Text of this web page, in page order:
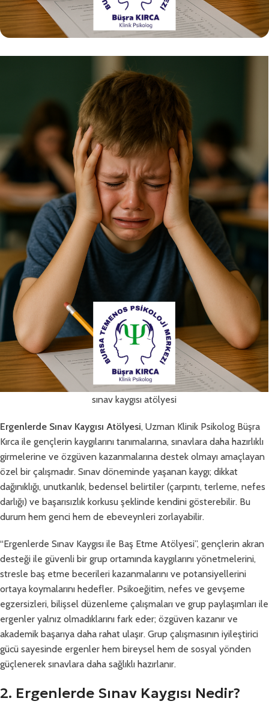
sınav kaygısı atölyesi
Ergenlerde Sınav Kaygısı Atölyesi, Uzman Klinik Psikolog Büşra
Kırca ile gençlerin kaygılarını tanımalarına, sınavlara daha hazırlıklı
girmelerine ve özgüven kazanmalarına destek olmayı amaçlayan
özel bir çalışmadır. Sınav döneminde yaşanan kaygı; dikkat
dağınıklığı, unutkanlık, bedensel belirtiler (çarpıntı, terleme, nefes
darlığı) ve başarısızlık korkusu şeklinde kendini gösterebilir. Bu
durum hem genci hem de ebeveynleri zorlayabilir.
“Ergenlerde Sınav Kaygısı ile Baş Etme Atölyesi”, gençlerin akran
desteği ile güvenli bir grup ortamında kaygılarını yönetmelerini,
stresle baş etme becerileri kazanmalarını ve potansiyellerini
ortaya koymalarını hedefler. Psikoeğitim, nefes ve gevşeme
egzersizleri, bilişsel düzenleme çalışmaları ve grup paylaşımları ile
ergenler yalnız olmadıklarını fark eder; özgüven kazanır ve
akademik başarıya daha rahat ulaşır. Grup çalışmasının iyileştirici
gücü sayesinde ergenler hem bireysel hem de sosyal yönden
güçlenerek sınavlara daha sağlıklı hazırlanır.
2. Ergenlerde Sınav Kaygısı Nedir?